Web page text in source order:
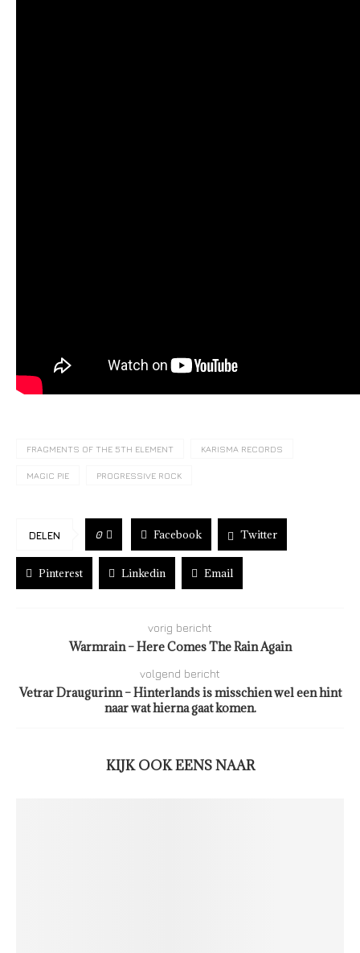
FRAGMENTS OF THE 5TH ELEMENT KARISMA RECORDS
MAGIC PIE PROGRESSIVE ROCK
DELEN 0 Facebook Twitter
Pinterest Linkedin Email
vorig bericht
Warmrain – Here Comes The Rain Again
volgend bericht
Vetrar Draugurinn – Hinterlands is misschien wel een hint
naar wat hierna gaat komen.
KIJK OOK EENS NAAR